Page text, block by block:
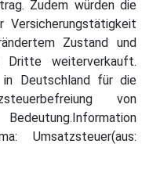
Zudem würden die
Versicherungstätigkeit
Zustand und
Dritte weiterverkauft.
Deutschland für die
von
Umsatzsteuer(aus: